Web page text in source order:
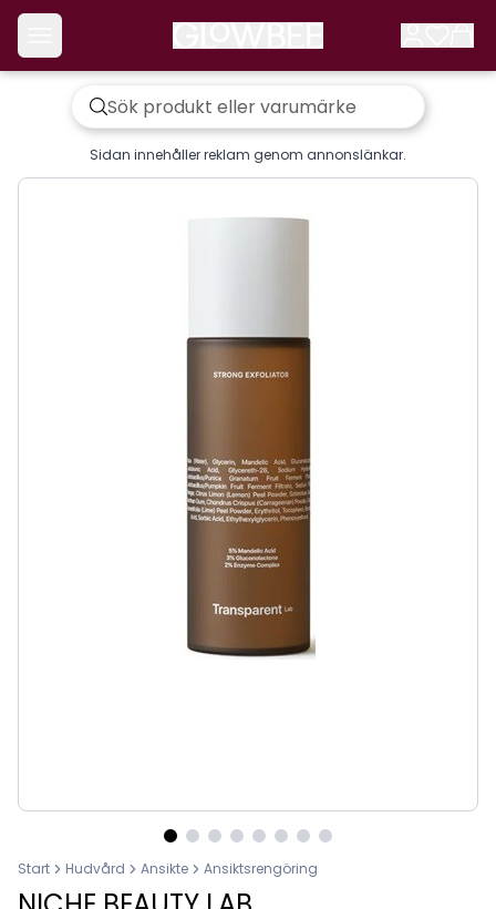
Sidan innehåller reklam genom annonslänkar.
Start Hudvård Ansikte Ansiktsrengöring